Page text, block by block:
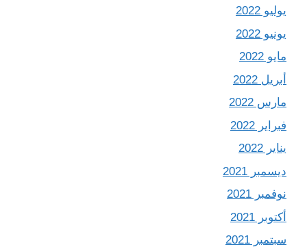
يوليو 2022
يونيو 2022
مايو 2022
أبريل 2022
مارس 2022
فبراير 2022
يناير 2022
ديسمبر 2021
نوفمبر 2021
أكتوبر 2021
سبتمبر 2021